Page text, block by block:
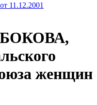
11.12.2001
женщин